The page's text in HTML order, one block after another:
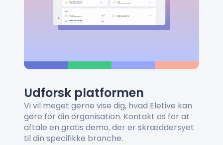
Udforsk platformen
Vi vil meget gerne vise dig, hvad Eletive kan
gøre for din organisation. Kontakt os for at
aftale en gratis demo, der er skræddersyet
til din specifikke branche.